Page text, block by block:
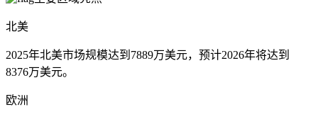
北美
2025年北美市场规模达到7889万美元，预计2026年将达到
8376万美元。
欧洲